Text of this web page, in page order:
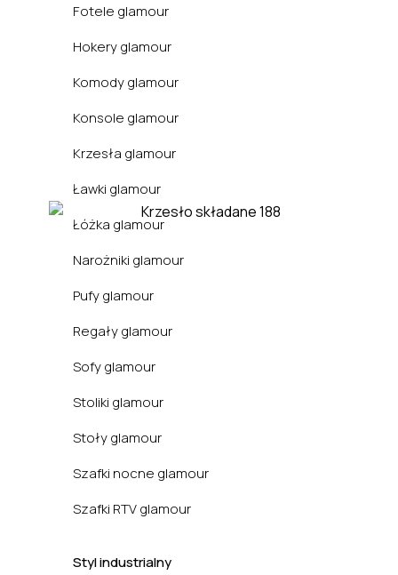
Fotele glamour
Hokery glamour
Komody glamour
Konsole glamour
Krzesła glamour
Ławki glamour
Łóżka glamour
Narożniki glamour
Pufy glamour
Regały glamour
Sofy glamour
Stoliki glamour
Stoły glamour
Szafki nocne glamour
Szafki RTV glamour
Styl industrialny